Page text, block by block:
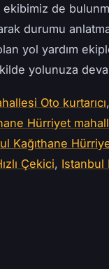
de
durumu
yol yardım
yolunuza
Oto kurtarıcı,
Hürriyet
Kağıthane
Çekici, Istanbul